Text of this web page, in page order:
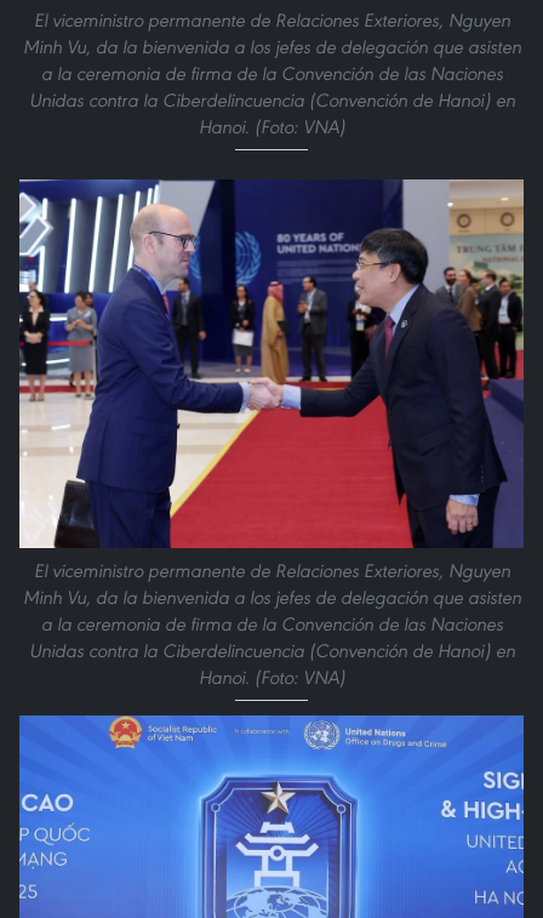
El viceministro permanente de Relaciones Exteriores, Nguyen
Minh Vu, da la bienvenida a los jefes de delegación que asisten
a la ceremonia de firma de la Convención de las Naciones
Unidas contra la Ciberdelincuencia (Convención de Hanoi) en
Hanoi. (Foto: VNA)
El viceministro permanente de Relaciones Exteriores, Nguyen
Minh Vu, da la bienvenida a los jefes de delegación que asisten
a la ceremonia de firma de la Convención de las Naciones
Unidas contra la Ciberdelincuencia (Convención de Hanoi) en
Hanoi. (Foto: VNA)